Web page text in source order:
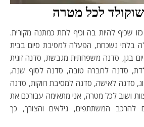
לכל מטרה
שכיף להיות בה וכיף לתת כמתנה מקורית.
בלתי נשכחת, הפעלה למסיבת סיום בבית
בגן, סדנה משפחתית מגבשת, סדנה זוגית
סדנה לחברה טובה, סדנה לסוף שנה,
סדנה לאישה, סדנה למסיבת רווקות, סדנה
ושוב לכל מטרה, אני מתאימה עבורכם את
להרכב המשתתפים, גילאים והצורך, כך